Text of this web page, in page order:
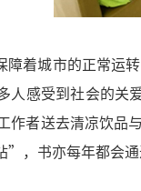
障着城市的正常运
人感受到社会的关
作者送去清凉饮品
，书亦每年都会通